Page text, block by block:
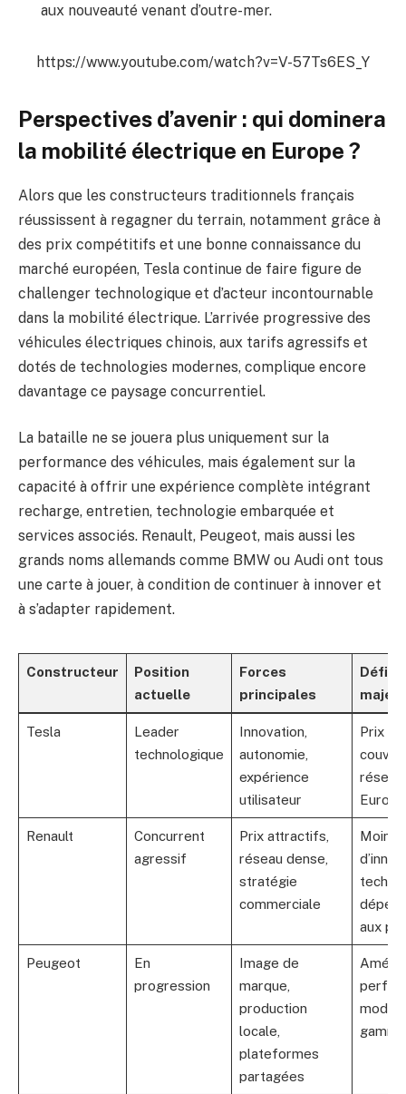
aux nouveauté venant d’outre-mer.
https://www.youtube.com/watch?v=V-57Ts6ES_Y
Perspectives d’avenir : qui dominera
la mobilité électrique en Europe ?
Alors que les constructeurs traditionnels français
réussissent à regagner du terrain, notamment grâce à
des prix compétitifs et une bonne connaissance du
marché européen, Tesla continue de faire figure de
challenger technologique et d’acteur incontournable
dans la mobilité électrique. L’arrivée progressive des
véhicules électriques chinois, aux tarifs agressifs et
dotés de technologies modernes, complique encore
davantage ce paysage concurrentiel.
La bataille ne se jouera plus uniquement sur la
performance des véhicules, mais également sur la
capacité à offrir une expérience complète intégrant
recharge, entretien, technologie embarquée et
services associés. Renault, Peugeot, mais aussi les
grands noms allemands comme BMW ou Audi ont tous
une carte à jouer, à condition de continuer à innover et
à s’adapter rapidement.
Constructeur
Position
actuelle
Forces
principales
Défis
Tesla
Leader
technologique
Innovation,
autonomie,
expérience
utilisateur
Prix
réseau
Europe
Renault
Concurrent
agressif
Prix attractifs,
réseau dense,
stratégie
commerciale
Moins
tech,
aux
Peugeot
En
progression
Image de
marque,
production
locale,
plateformes
partagées
gamme